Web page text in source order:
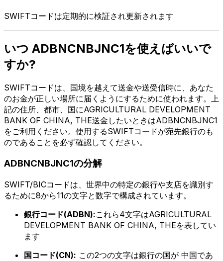
SWIFTコードは定期的に検証され更新されます
いつ ADBNCNBJNC1を使えばいいで
すか?
SWIFTコードは、国境を越えて送金や送受信時に、あなた
のお金が正しい場所に届くようにするために使われます。上
記の住所、都市、国にAGRICULTURAL DEVELOPMENT
BANK OF CHINA, THE送金したいときはADBNCNBJNC1
をご利用ください。使用するSWIFTコードが宛先銀行のも
のであることを必ず確認してください。
ADBNCNBJNC1の分解
SWIFT/BICコードは、世界中の特定の銀行や支店を識別す
るために8から11の文字と数字で構成されています。
銀行コード(ADBN):これら4文字はAGRICULTURAL
DEVELOPMENT BANK OF CHINA, THEを表してい
ます
国コード(CN): この2つの文字は銀行の国が 中国であ